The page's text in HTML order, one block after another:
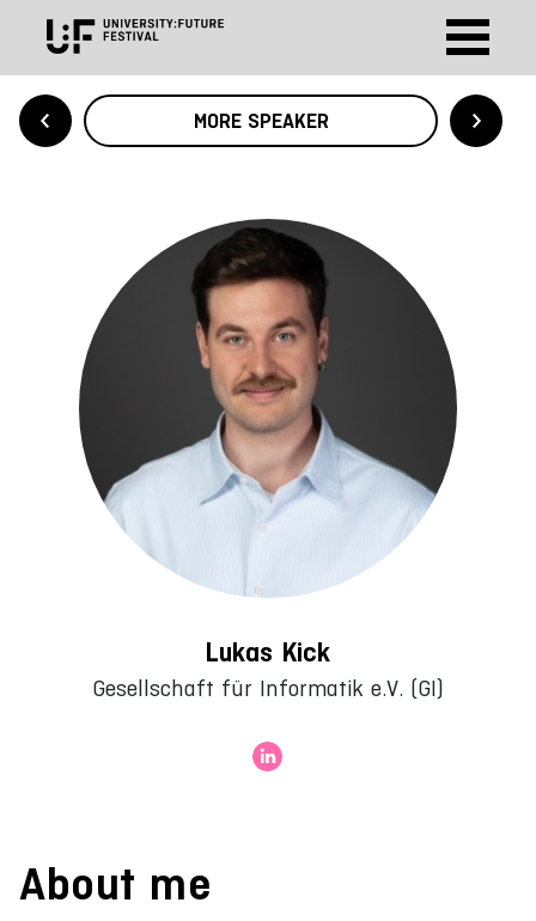
MORE SPEAKER
Lukas Kick
Gesellschaft für Informatik e.V. (GI)
About me